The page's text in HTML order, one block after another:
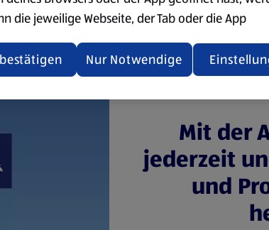
Mit der
jederzeit
und
die jeweilige Webseite, der Tab oder die App
geschlossen und anschließend wieder geöffnet
zur Verfügung.
und Datenschutzerklärungen
Nur Notwendige